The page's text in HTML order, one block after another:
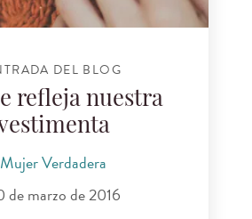
DEL BLOG
refleja nuestra
Mujer Verdadera
de marzo de 2016